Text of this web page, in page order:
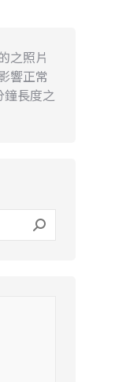
之照片
響正常
長度之